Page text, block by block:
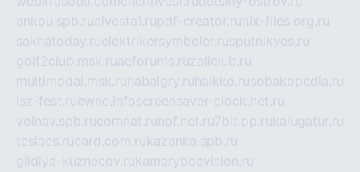
ankou.spb.rualvesta1.rupdf-creator.ru nix-files.org.ru
sakhatoday.ruelektrikersymboler.rusputnikyes.ru
golf2club.msk.ruaeforums.ruzallclub.ru
multimodal.msk.ru habaigry.ru haikko.rusobakopedia.ru
isz-fest.ruewnc.infoscreensaver-clock.net.ru
volnav.spb.rucomnat.ru npf.net.ru7bit.pp.rukalugatur.ru
tesiaes.rucard.com.rukazanka.spb.ru
gildiya-kuznecov.rukameryboavision.ru